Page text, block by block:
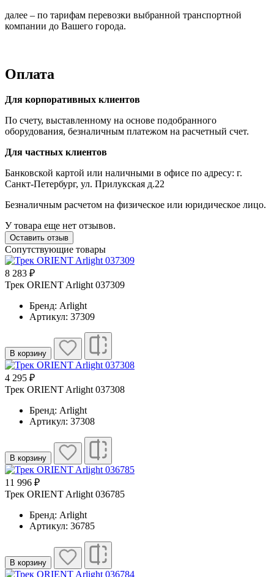
далее – по тарифам перевозки выбранной транспортной
компании до Вашего города.
Оплата
Для корпоративных клиентов
По счету, выставленному на основе подобранного
оборудования, безналичным платежом на расчетный счет.
Для частных клиентов
Банковской картой или наличными в офисе по адресу: г.
Санкт-Петербург, ул. Прилукская д.22
Безналичным расчетом на физическое или юридическое лицо.
У товара еще нет отзывов.
Оставить отзыв
Сопутствующие товары
8 283 ₽
Трек ORIENT Arlight 037309
Бренд: Arlight
Артикул: 37309
В корзину
4 295 ₽
Трек ORIENT Arlight 037308
Бренд: Arlight
Артикул: 37308
В корзину
11 996 ₽
Трек ORIENT Arlight 036785
Бренд: Arlight
Артикул: 36785
В корзину